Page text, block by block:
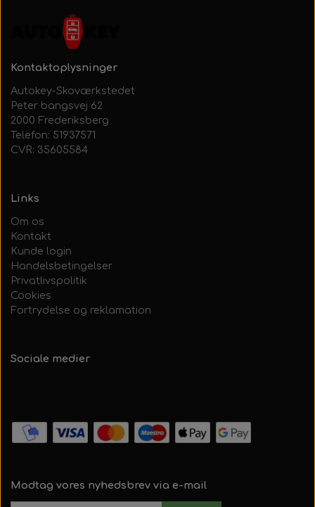
Kontaktoplysninger
Autokey-Skoværkstedet
Peter bangsvej 62
2000 Frederiksberg
Telefon: 51937571
CVR: 35605584
Links
Om os
Kontakt
Kunde login
Handelsbetingelser
Privatlivspolitik
Cookies
Fortrydelse og reklamation
Sociale medier
Modtag vores nyhedsbrev via e-mail